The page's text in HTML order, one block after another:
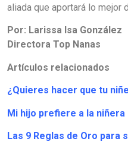
aliada que aportará lo mejor
Por: Larissa Isa González
Directora Top Nanas
Artículos relacionados
¿Quieres hacer que tu
Mi hijo prefiere a la niñera
Las 9 Reglas de Oro para